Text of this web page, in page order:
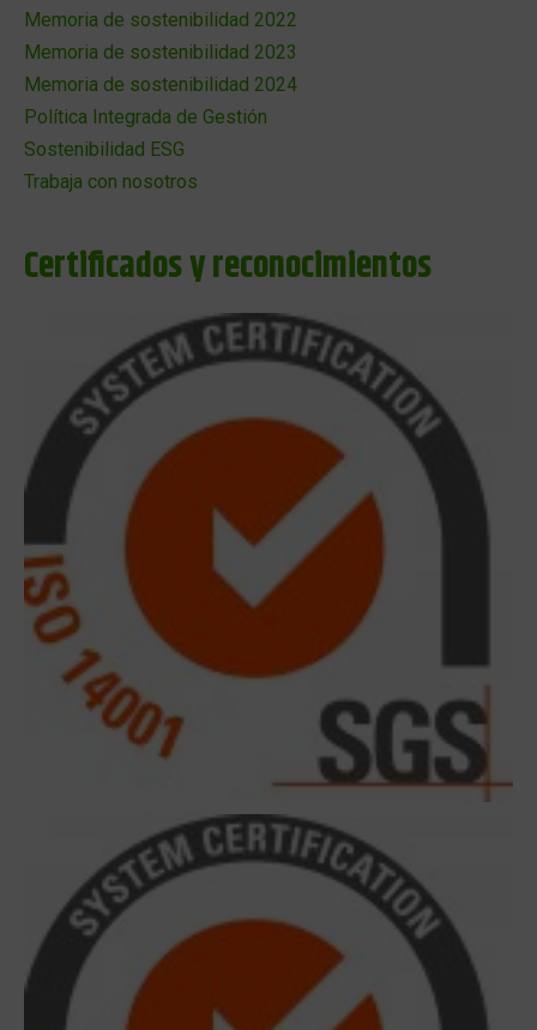
Memoria de sostenibilidad 2022
Memoria de sostenibilidad 2023
Memoria de sostenibilidad 2024
Política Integrada de Gestión
Sostenibilidad ESG
Trabaja con nosotros
Certificados y reconocimientos